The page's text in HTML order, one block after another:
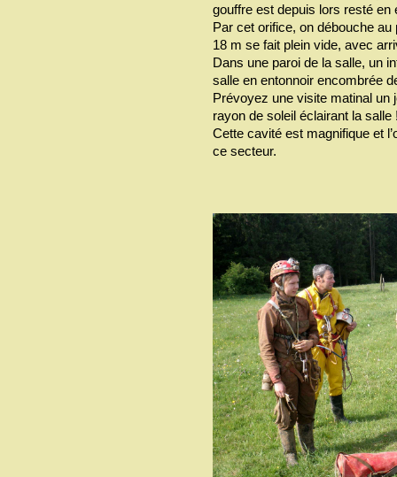
gouffre est depuis lors resté en
Par cet orifice, on débouche
18 m se fait plein vide, avec
Dans une paroi de la salle, un
salle en entonnoir encombrée
Prévoyez une visite matinal un
rayon de soleil éclairant la salle
Cette cavité est magnifique et
ce secteur.